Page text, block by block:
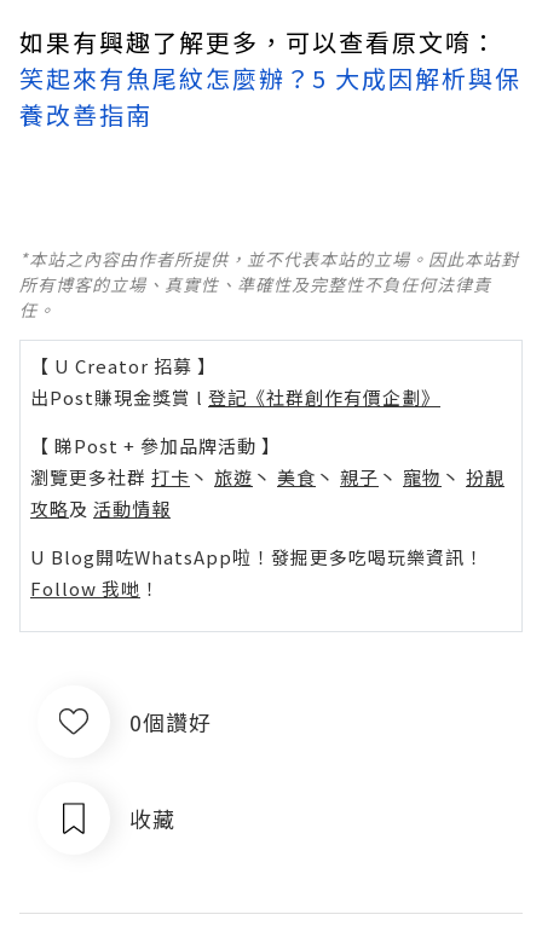
如果有興趣了解更多，可以查看原文唷：
笑起來有魚尾紋怎麼辦？5 大成因解析與保
養改善指南
*本站之內容由作者所提供，並不代表本站的立場。因此本站對
所有博客的立場、真實性、準確性及完整性不負任何法律責
任。
【 U Creator 招募 】
出Post賺現金獎賞 l 登記《社群創作有價企劃》
【 睇Post + 參加品牌活動 】
瀏覽更多社群 打卡 丶 旅遊 丶 美食 丶 親子 丶 寵物 丶 扮靚
攻略及 活動情報
U Blog開咗WhatsApp啦！發掘更多吃喝玩樂資訊！
Follow 我哋 ！
0個讚好
收藏